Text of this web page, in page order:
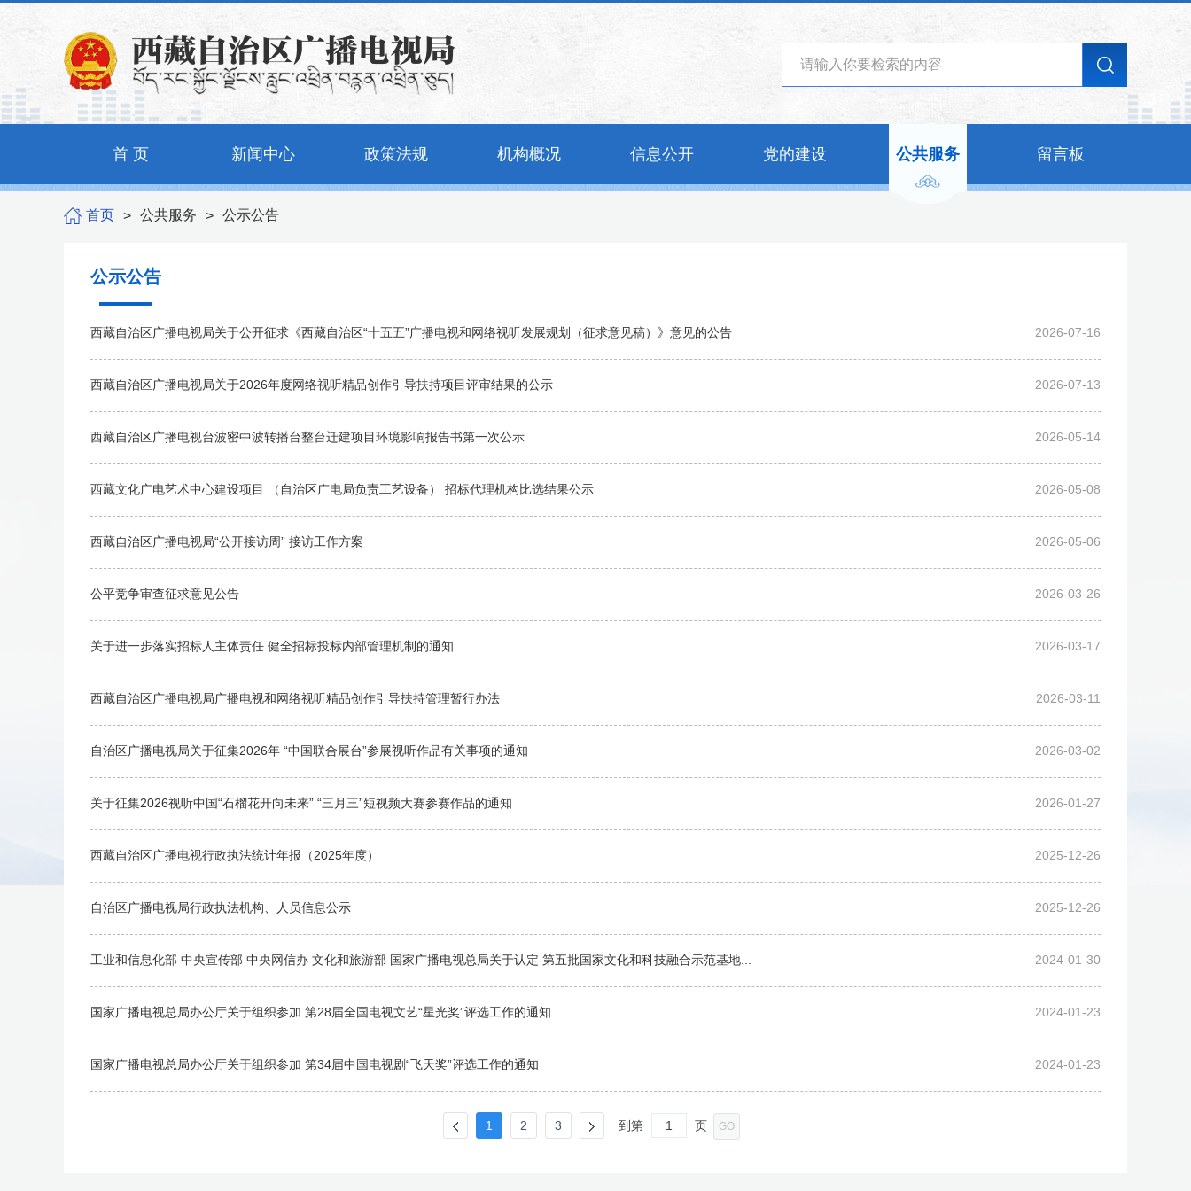
首 页 新闻中心 政策法规 机构概况 信息公开 党的建设 公共服务 留言板
首页 > 公共服务 > 公示公告
公示公告
西藏自治区广播电视局关于公开征求《西藏自治区“十五五”广播电视和网络视听发展规划（征求意见稿）》意见的公告 2026-07-16
西藏自治区广播电视局关于2026年度网络视听精品创作引导扶持项目评审结果的公示 2026-07-13
西藏自治区广播电视台波密中波转播台整台迁建项目环境影响报告书第一次公示 2026-05-14
西藏文化广电艺术中心建设项目 （自治区广电局负责工艺设备） 招标代理机构比选结果公示 2026-05-08
西藏自治区广播电视局“公开接访周” 接访工作方案 2026-05-06
公平竞争审查征求意见公告 2026-03-26
关于进一步落实招标人主体责任 健全招标投标内部管理机制的通知 2026-03-17
西藏自治区广播电视局广播电视和网络视听精品创作引导扶持管理暂行办法 2026-03-11
自治区广播电视局关于征集2026年 “中国联合展台”参展视听作品有关事项的通知 2026-03-02
关于征集2026视听中国“石榴花开向未来” “三月三”短视频大赛参赛作品的通知 2026-01-27
西藏自治区广播电视行政执法统计年报（2025年度） 2025-12-26
自治区广播电视局行政执法机构、人员信息公示 2025-12-26
工业和信息化部 中央宣传部 中央网信办 文化和旅游部 国家广播电视总局关于认定 第五批国家文化和科技融合示范基地... 2024-01-30
国家广播电视总局办公厅关于组织参加 第28届全国电视文艺“星光奖”评选工作的通知 2024-01-23
国家广播电视总局办公厅关于组织参加 第34届中国电视剧“飞天奖”评选工作的通知 2024-01-23
1 2 3 到第 页 GO